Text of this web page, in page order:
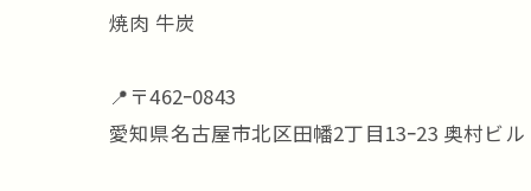
焼肉 牛炭
📍〒462ｰ0843
愛知県名古屋市北区田幡2丁目13ｰ23 奥村ビル